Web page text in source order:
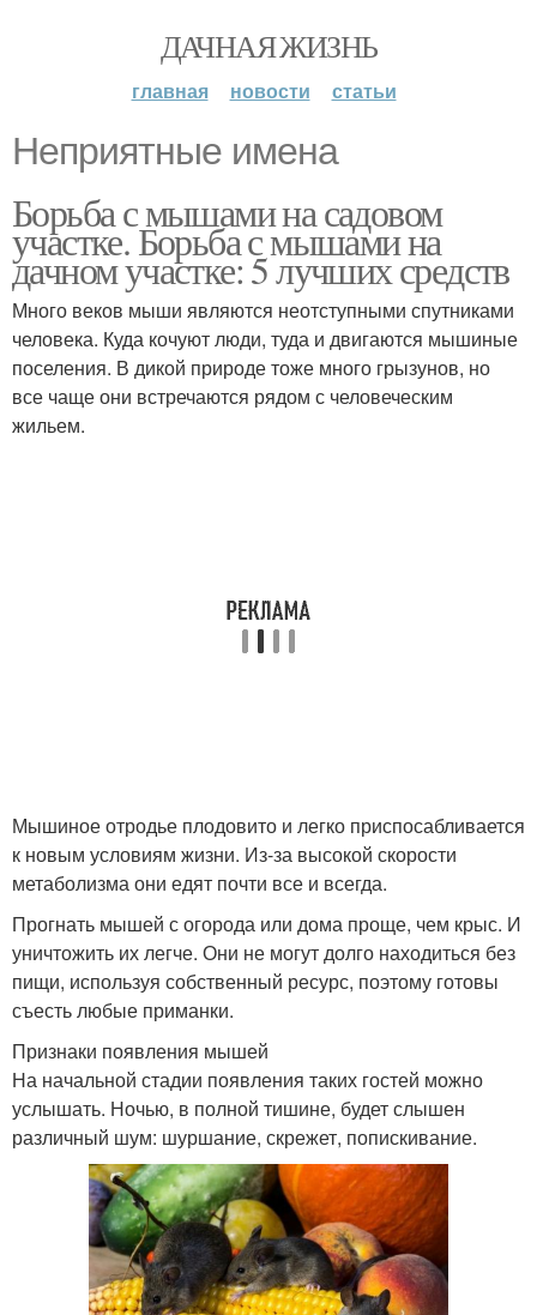
ДАЧНАЯ ЖИЗНЬ
главная новости статьи
Неприятные имена
Борьба с мышами на садовом
участке. Борьба с мышами на
дачном участке: 5 лучших средств
Много веков мыши являются неотступными спутниками
человека. Куда кочуют люди, туда и двигаются мышиные
поселения. В дикой природе тоже много грызунов, но
все чаще они встречаются рядом с человеческим
жильем.
Мышиное отродье плодовито и легко приспосабливается
к новым условиям жизни. Из-за высокой скорости
метаболизма они едят почти все и всегда.
Прогнать мышей с огорода или дома проще, чем крыс. И
уничтожить их легче. Они не могут долго находиться без
пищи, используя собственный ресурс, поэтому готовы
съесть любые приманки.
Признаки появления мышей
На начальной стадии появления таких гостей можно
услышать. Ночью, в полной тишине, будет слышен
различный шум: шуршание, скрежет, попискивание.